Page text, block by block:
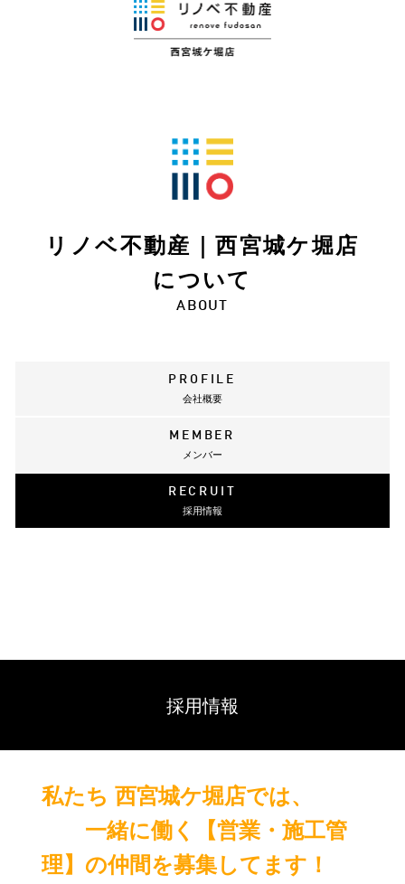
リノベ不動産｜西宮城ケ堀店
について
ABOUT
PROFILE
会社概要
MEMBER
メンバー
RECRUIT
採用情報
採用情報
私たち 西宮城ケ堀店では、
一緒に働く【営業・施工管
理】の仲間を募集してます！